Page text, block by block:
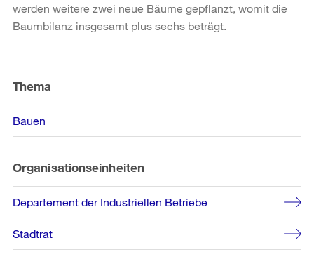
werden weitere zwei neue Bäume gepflanzt, womit die
Baumbilanz insgesamt plus sechs beträgt.
Informationen
Thema
Bauen
Organisationseinheiten
Departement der Industriellen Betriebe
Stadtrat